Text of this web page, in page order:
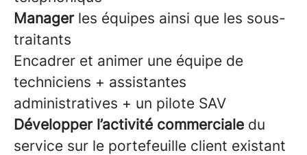
Managerles équipes ainsi que les sous-
traitants
Encadrer et animer une équipe de
techniciens + assistantes
administratives + un pilote SAV
Développer l’activité commerciale du
service sur le portefeuille client existant